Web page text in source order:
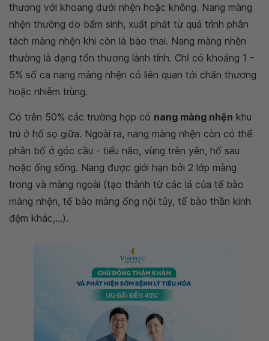
thương với khoang dưới nhện hoặc không. Nang màng
nhện thường do bẩm sinh, xuất phát từ quá trình phân
tách màng nhện khi còn là bào thai. Nang màng nhện
thường là dạng tổn thương lành tính. Chỉ có khoảng 1 -
5% số ca nang màng nhện có liên quan tới chấn thương
hoặc nhiễm trùng.
Có trên 50% các trường hợp có nang màng nhện khu
trú ở hố sọ giữa. Ngoài ra, nang màng nhện còn có thể
phân bố ở góc cầu - tiểu não, vùng trên yên, hố sau
hoặc ống sống. Nang được giới hạn bởi 2 lớp màng
trong và màng ngoài (tạo thành từ các lá của tế bào
màng nhện, tế bào màng ống nội tủy, tế bào thần kinh
đệm khác,...).